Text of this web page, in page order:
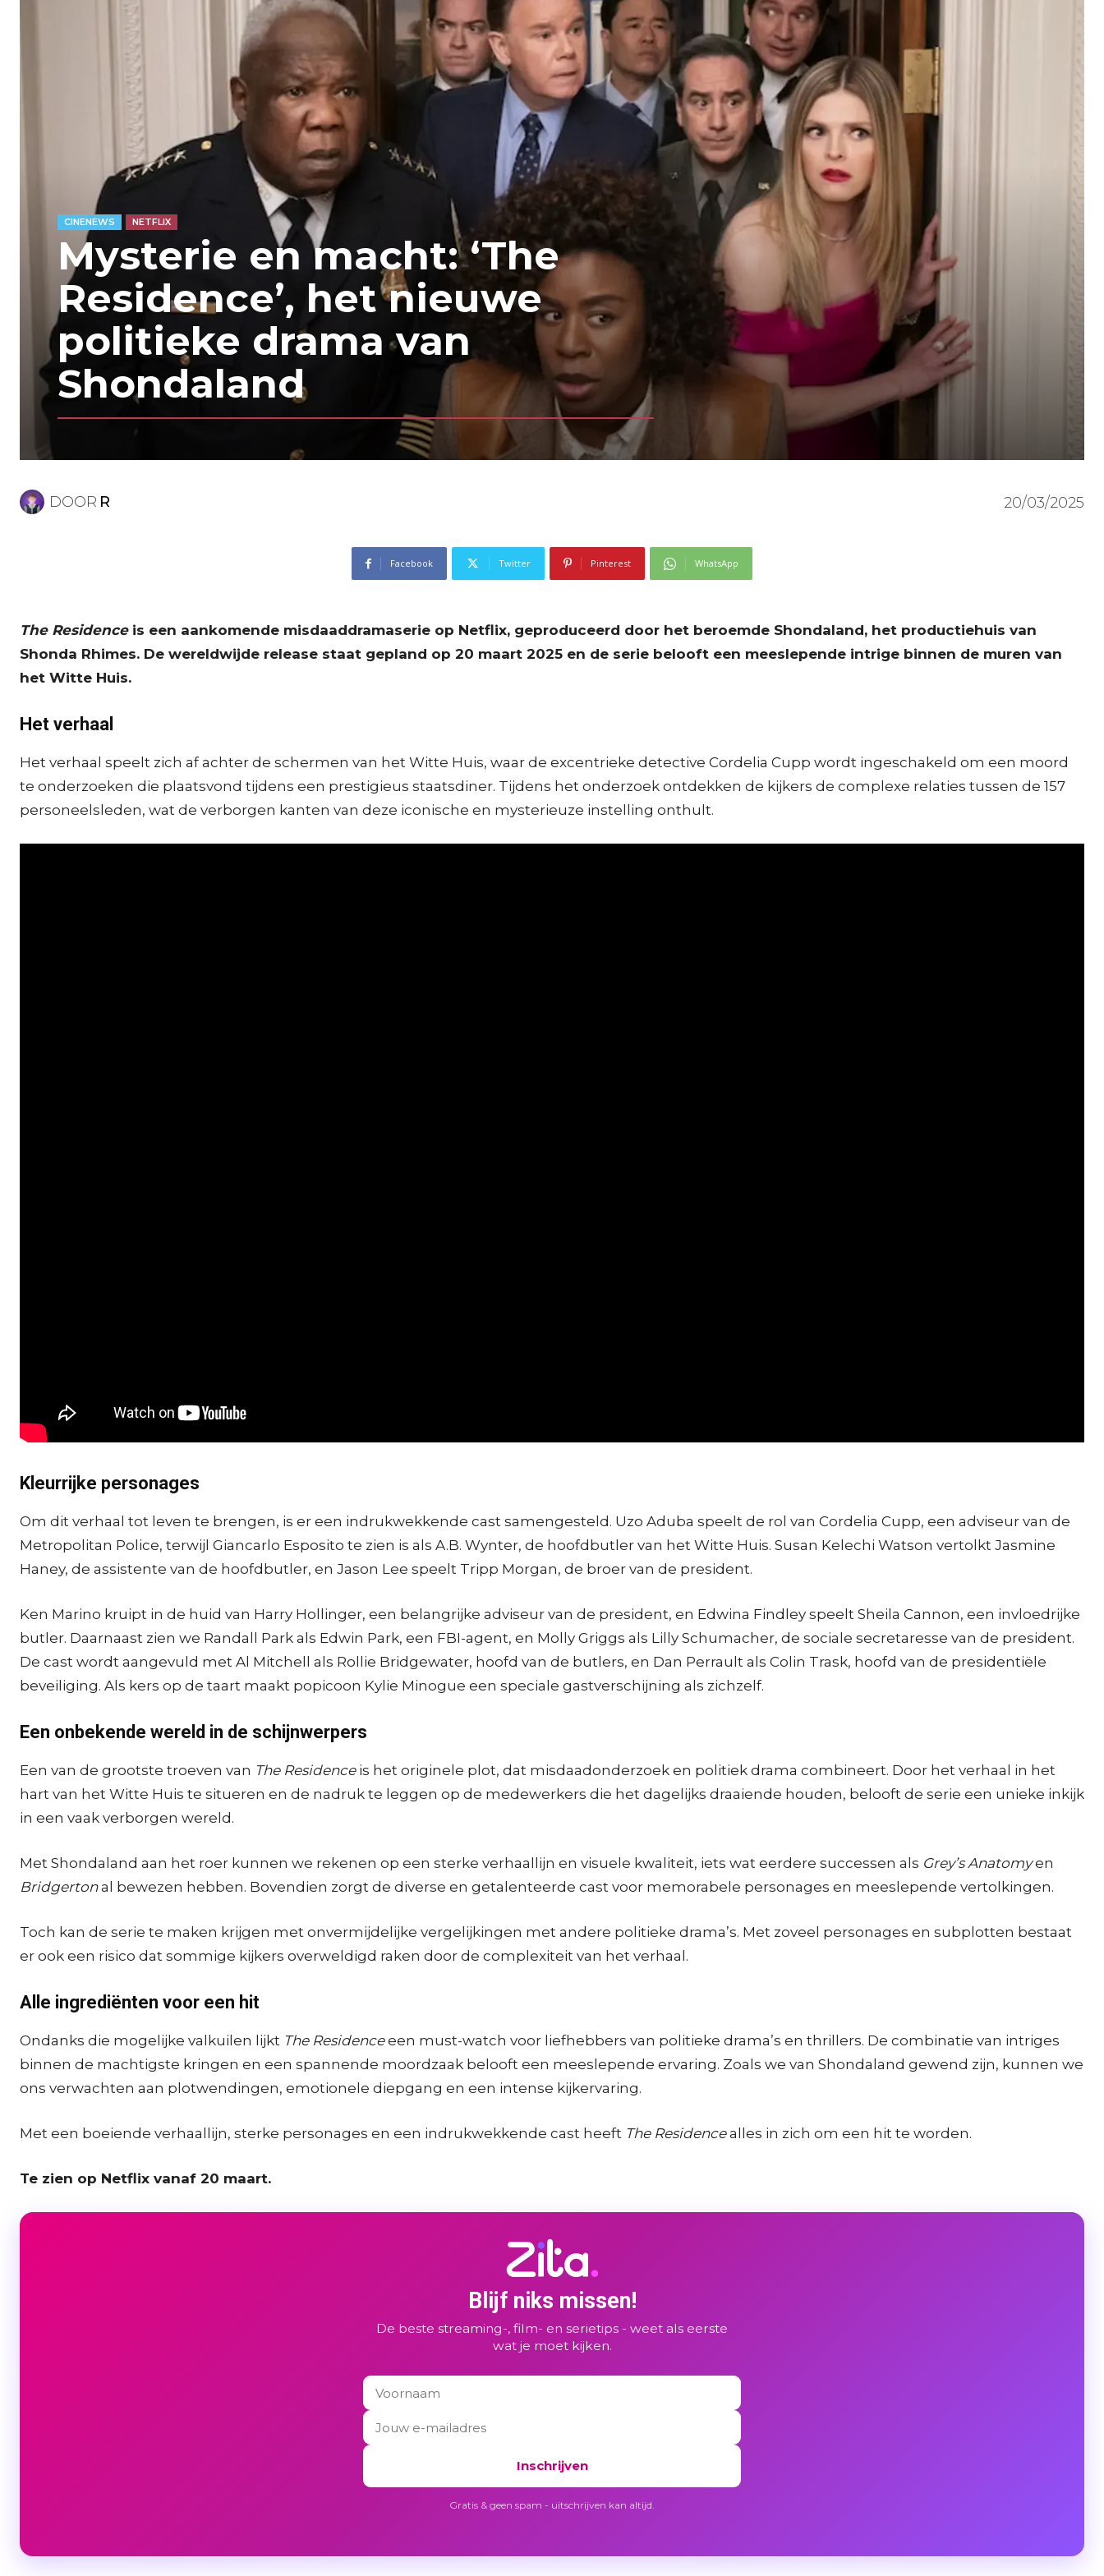
CINENEWS NETFLIX
Mysterie en macht: ‘The
Residence’, het nieuwe
politieke drama van
Shondaland
DOOR R 20/03/2025
Facebook Twitter Pinterest WhatsApp
The Residenceis een aankomende misdaaddramaserie op Netflix, geproduceerd door het beroemde Shondaland, het productiehuis van
Shonda Rhimes. De wereldwijde release staat gepland op 20 maart 2025 en de serie belooft een meeslepende intrige binnen de muren van
het Witte Huis.
Het verhaal
Het verhaal speelt zich af achter de schermen van het Witte Huis, waar de excentrieke detective Cordelia Cupp wordt ingeschakeld om een moord
te onderzoeken die plaatsvond tijdens een prestigieus staatsdiner. Tijdens het onderzoek ontdekken de kijkers de complexe relaties tussen de 157
personeelsleden, wat de verborgen kanten van deze iconische en mysterieuze instelling onthult.
Kleurrijke personages
Om dit verhaal tot leven te brengen, is er een indrukwekkende cast samengesteld. Uzo Aduba speelt de rol van Cordelia Cupp, een adviseur van de
Metropolitan Police, terwijl Giancarlo Esposito te zien is als A.B. Wynter, de hoofdbutler van het Witte Huis. Susan Kelechi Watson vertolkt Jasmine
Haney, de assistente van de hoofdbutler, en Jason Lee speelt Tripp Morgan, de broer van de president.
Ken Marino kruipt in de huid van Harry Hollinger, een belangrijke adviseur van de president, en Edwina Findley speelt Sheila Cannon, een invloedrijke
butler. Daarnaast zien we Randall Park als Edwin Park, een FBI-agent, en Molly Griggs als Lilly Schumacher, de sociale secretaresse van de president.
De cast wordt aangevuld met Al Mitchell als Rollie Bridgewater, hoofd van de butlers, en Dan Perrault als Colin Trask, hoofd van de presidentiële
beveiliging. Als kers op de taart maakt popicoon Kylie Minogue een speciale gastverschijning als zichzelf.
Een onbekende wereld in de schijnwerpers
Een van de grootste troeven van The Residenceis het originele plot, dat misdaadonderzoek en politiek drama combineert. Door het verhaal in het
hart van het Witte Huis te situeren en de nadruk te leggen op de medewerkers die het dagelijks draaiende houden, belooft de serie een unieke inkijk
in een vaak verborgen wereld.
Met Shondaland aan het roer kunnen we rekenen op een sterke verhaallijn en visuele kwaliteit, iets wat eerdere successen als Grey’s Anatomyen
Bridgertonal bewezen hebben. Bovendien zorgt de diverse en getalenteerde cast voor memorabele personages en meeslepende vertolkingen.
Toch kan de serie te maken krijgen met onvermijdelijke vergelijkingen met andere politieke drama’s. Met zoveel personages en subplotten bestaat
er ook een risico dat sommige kijkers overweldigd raken door de complexiteit van het verhaal.
Alle ingrediënten voor een hit
Ondanks die mogelijke valkuilen lijkt The Residenceeen must-watch voor liefhebbers van politieke drama’s en thrillers. De combinatie van intriges
binnen de machtigste kringen en een spannende moordzaak belooft een meeslepende ervaring. Zoals we van Shondaland gewend zijn, kunnen we
ons verwachten aan plotwendingen, emotionele diepgang en een intense kijkervaring.
Met een boeiende verhaallijn, sterke personages en een indrukwekkende cast heeft The Residencealles in zich om een hit te worden.
Te zien op Netflix vanaf 20 maart.
Blijf niks missen!
De beste streaming-, film- en serietips - weet als eerste
wat je moet kijken.
Inschrijven
Gratis & geen spam - uitschrijven kan altijd.